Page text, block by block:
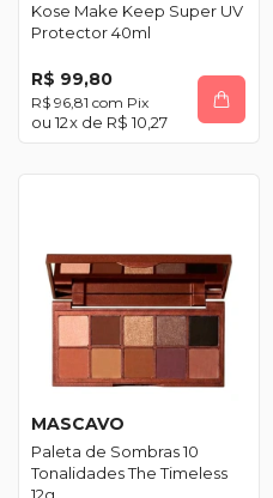
Kose Make Keep Super UV
Protector 40ml
R$ 99,80
R$ 96,81 com Pix
12x de R$ 10,27
MASCAVO
Paleta de Sombras 10
Tonalidades The Timeless